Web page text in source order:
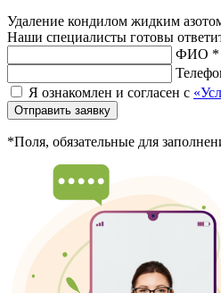
Удаление кондилом жидким
Наши специалисты готовы
ФИО *
Я ознакомлен и согласен с
Отправить заявку
*Поля, обязательные для